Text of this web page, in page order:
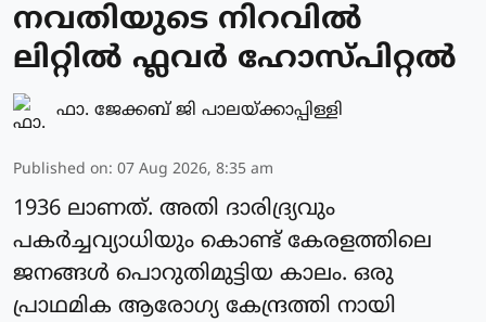
നവതിയുടെ നിറവിൽ
ലിറ്റിൽ ഫ്ലവർ ഹോസ്പിറ്റൽ
ഫാ. ജേക്കബ് ജി പാലയ്ക്കാപ്പിള്ളി
Published on: 07 Aug 2026, 8:35 am
1936 ലാണത്. അതി ദാരിദ്ര്യവും
പകർച്ചവ്യാധിയും കൊണ്ട് കേരളത്തിലെ
ജനങ്ങൾ പൊറുതിമുട്ടിയ കാലം. ഒരു
പ്രാഥമിക ആരോഗ്യ കേന്ദ്രത്തി നായി